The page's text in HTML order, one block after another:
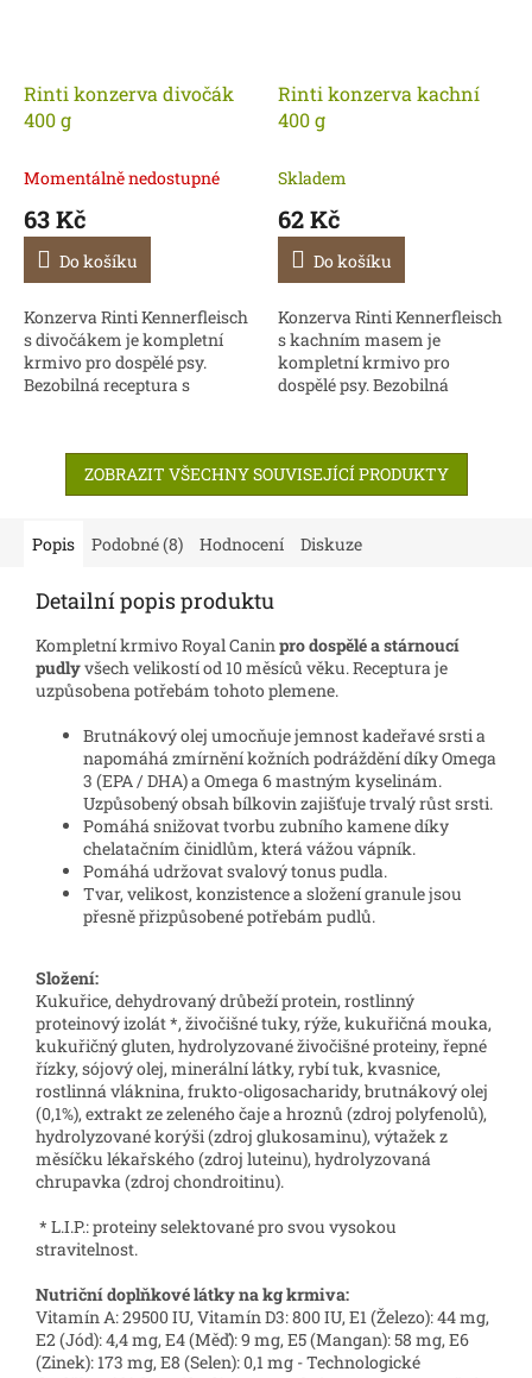
Rinti konzerva divočák
400 g
Momentálně nedostupné
63 Kč
Do košíku
Konzerva Rinti Kennerfleisch
s divočákem je kompletní
krmivo pro dospělé psy.
Bezobilná receptura s
kousky masa je obohacena
Rinti konzerva kachní
400 g
Skladem
62 Kč
Do košíku
Konzerva Rinti Kennerfleisch
s kachním masem je
kompletní krmivo pro
dospělé psy. Bezobilná
a lahodnými kousky masa je
obohacena o...
ZOBRAZIT VŠECHNY SOUVISEJÍCÍ PRODUKTY
Popis Podobné (8) Hodnocení Diskuze
Detailní popis produktu
Kompletní krmivo Royal Caninpro dospělé a stárnoucí
pudlyvšech velikostí od 10 měsíců věku. Receptura je
uzpůsobena potřebám tohoto plemene.
Brutnákový olej umocňuje jemnost kadeřavé srsti a
napomáhá zmírnění kožních podráždění díky Omega
3 (EPA / DHA) a Omega 6 mastným kyselinám.
Uzpůsobený obsah bílkovin zajišťuje trvalý růst srsti.
Pomáhá snižovat tvorbu zubního kamene díky
chelatačním činidlům, která vážou vápník.
Pomáhá udržovat svalový tonus pudla.
Tvar, velikost, konzistence a složení granule jsou
přesně přizpůsobené potřebám pudlů.
Složení:
Kukuřice, dehydrovaný drůbeží protein, rostlinný
proteinový izolát *, živočišné tuky, rýže, kukuřičná mouka,
kukuřičný gluten, hydrolyzované živočišné proteiny, řepné
řízky, sójový olej, minerální látky, rybí tuk, kvasnice,
rostlinná vláknina, frukto-oligosacharidy, brutnákový olej
(0,1%), extrakt ze zeleného čaje a hroznů (zdroj polyfenolů),
hydrolyzované korýši (zdroj glukosaminu), výtažek z
měsíčku lékařského (zdroj luteinu), hydrolyzovaná
chrupavka (zdroj chondroitinu).
* L.I.P.: proteiny selektované pro svou vysokou
stravitelnost.
Nutriční doplňkové látky na kg krmiva:
Vitamín A: 29500 IU, Vitamín D3: 800 IU, E1 (Železo): 44 mg,
E2 (Jód): 4,4 mg, E4 (Měď): 9 mg, E5 (Mangan): 58 mg, E6
(Zinek): 173 mg, E8 (Selen): 0,1 mg - Technologické